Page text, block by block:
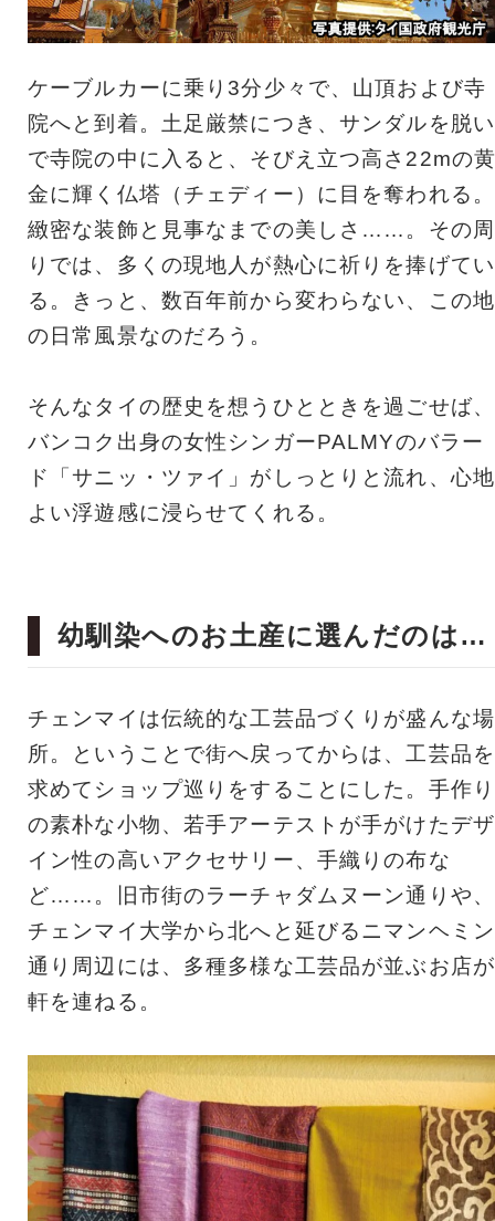
ケーブルカーに乗り3分少々で、山頂および寺
院へと到着。土足厳禁につき、サンダルを脱い
で寺院の中に入ると、そびえ立つ高さ22mの
金に輝く仏塔（チェディー）に目を奪われる。
緻密な装飾と見事なまでの美しさ……。その周
りでは、多くの現地人が熱心に祈りを捧げてい
る。きっと、数百年前から変わらない、この地
の日常風景なのだろう。
そんなタイの歴史を想うひとときを過ごせば、
バンコク出身の女性シンガーPALMYのバラー
ド「サニッ・ツァイ」がしっとりと流れ、心地
よい浮遊感に浸らせてくれる。
幼馴染へのお土産に選んだのは…
チェンマイは伝統的な工芸品づくりが盛んな場
所。ということで街へ戻ってからは、工芸品を
求めてショップ巡りをすることにした。手作り
の素朴な小物、若手アーテストが手がけたデザ
イン性の高いアクセサリー、手織りの布な
ど……。旧市街のラーチャダムヌーン通りや、
チェンマイ大学から北へと延びるニマンヘミン
通り周辺には、多種多様な工芸品が並ぶお店が
軒を連ねる。